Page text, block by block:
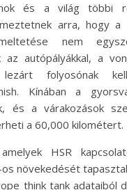
és a világ többi
arra, hogy a
nem
az autópályákkal, a
folyosónak
Kínában a
és a várakozások
a 60,000 kilométert.
HSR
növekedését
think tank adataiból